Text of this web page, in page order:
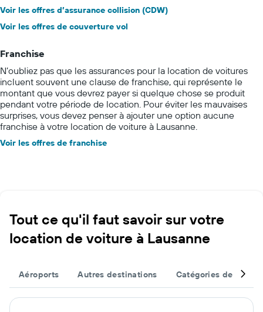
Voir les offres d’assurance collision (CDW)
Voir les offres de couverture vol
Franchise
N’oubliez pas que les assurances pour la location de voitures
incluent souvent une clause de franchise, qui représente le
montant que vous devrez payer si quelque chose se produit
pendant votre période de location. Pour éviter les mauvaises
surprises, vous devez penser à ajouter une option aucune
franchise à votre location de voiture à Lausanne.
Voir les offres de franchise
Tout ce qu'il faut savoir sur votre
location de voiture à Lausanne
Aéroports Autres destinations Catégories de